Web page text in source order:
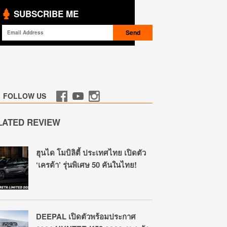
SUBSCRIBE ME
FOLLOW US
REVIEW
ฮุนได โมบิลิตี้ ประเทศไทย เปิดตัว
‘เครต้า’ รุ่นพิเศษ 50 คันในไทย!
DEEPAL เปิดตัวพร้อมประกาศ